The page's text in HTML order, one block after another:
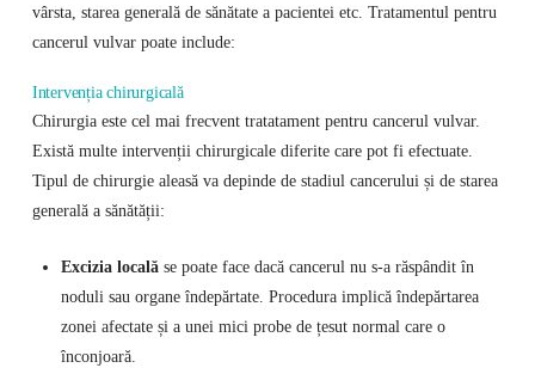
vârsta, starea generală de sănătate a pacientei etc. Tratamentul pentru
cancerul vulvar poate include:
Intervenția chirurgicală
Chirurgia este cel mai frecvent tratatament pentru cancerul vulvar.
Există multe intervenții chirurgicale diferite care pot fi efectuate.
Tipul de chirurgie aleasă va depinde de stadiul cancerului și de starea
generală a sănătății:
Excizia localăse poate face dacă cancerul nu s-a răspândit în
noduli sau organe îndepărtate. Procedura implică îndepărtarea
zonei afectate și a unei mici probe de țesut normal care o
înconjoară.